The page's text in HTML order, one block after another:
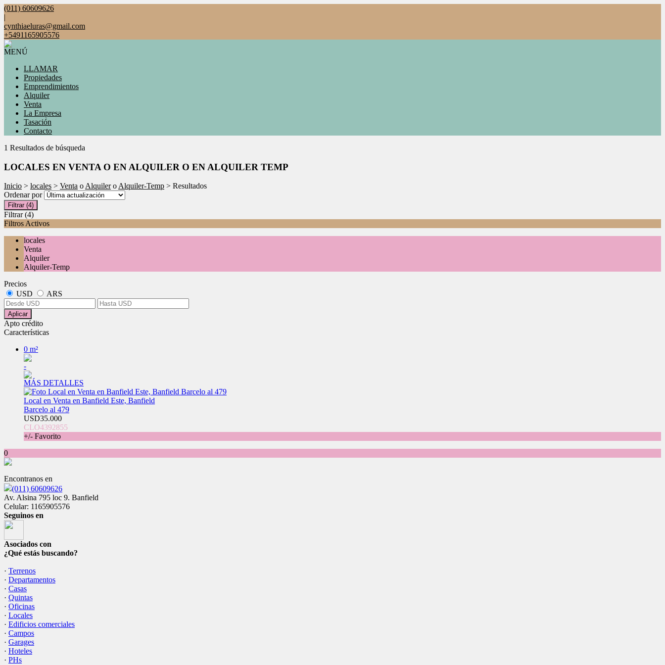
(011) 60609626
|
cynthiaeluras@gmail.com
+5491165905576
MENÚ
LLAMAR
Propiedades
Emprendimientos
Alquiler
Venta
La Empresa
Tasación
Contacto
1 Resultados de búsqueda
LOCALES EN VENTA O EN ALQUILER O EN ALQUILER TEMP
Inicio > locales > Venta oAlquileroAlquiler-Temp > Resultados
Ordenar por
Filtrar (4)
Filtrar (4)
Filtros Activos
locales
Venta
Alquiler
Alquiler-Temp
Precios
USD
ARS
Aplicar
Apto crédito
Características
0 m²
-
MÁS DETALLES
Local en Venta en Banfield Este, Banfield
Barcelo al 479
USD35.000
CLO4392855
+/- Favorito
0
Encontranos en
(011) 60609626
Av. Alsina 795 loc 9. Banfield
Celular: 1165905576
Seguinos en
Asociados con
¿Qué estás buscando?
· Terrenos
· Departamentos
· Casas
· Quintas
· Oficinas
· Locales
· Edificios comerciales
· Campos
· Garages
· Hoteles
· PHs